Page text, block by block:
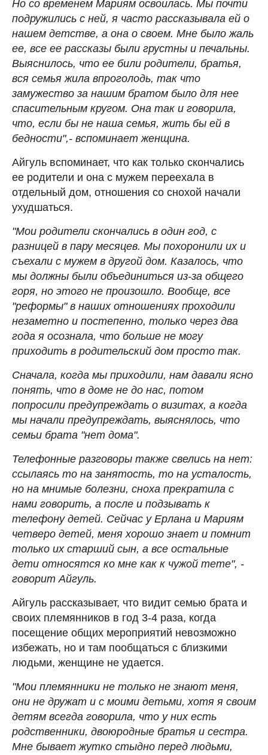
Но со временем Мариям освоилась. Мы почти
подружились с ней, я часто рассказывала ей о
нашем детстве, а она о своем. Мне было жаль
ее, все ее рассказы были грустны и печальны.
Выяснилось, что ее били родители, братья,
вся семья жила впроголодь, так что
замужество за нашим братом было для нее
спасительным кругом. Она так и говорила,
что, если бы не наша семья, жить бы ей в
бедности",- вспоминает женщина.
Айгуль вспоминает, что как только скончались
ее родители и она с мужем переехала в
отдельный дом, отношения со снохой начали
ухудшаться.
"Мои родители скончались в один год, с
разницей в пару месяцев. Мы похоронили их и
съехали с мужем в другой дом. Казалось, что
мы должны были объединиться из-за общего
горя, но этого не произошло. Вообще, все
"реформы" в наших отношениях проходили
незаметно и постепенно, только через два
года я осознала, что больше не могу
приходить в родительский дом просто так.
Сначала, когда мы приходили, нам давали ясно
понять, что в доме не до нас, потом
попросили предупреждать о визитах, а когда
мы начали предупреждать, выяснялось, что
семьи брата "нет дома".
Телефонные разговоры также свелись на нет:
ссылаясь то на занятость, то на усталость,
но на мнимые болезни, сноха прекратила с
нами говорить, а после и подзывать к
телефону детей. Сейчас у Ерлана и Мариям
четверо детей, меня хорошо знает и помнит
только их старший сын, а все остальные
дети относятся ко мне как к чужой тете", -
говорит Айгуль.
Айгуль рассказывает, что видит семью брата и
своих племянников в год 3-4 раза, когда
посещение общих мероприятий невозможно
избежать, но и там пообщаться с близкими
людьми, женщине не удается.
"Мои племянники не только не знают меня,
они не дружат и с моими детьми, хотя я своим
детям всегда говорила, что у них есть
родственники, двоюродные братья и сестра.
Мне бывает жутко стыдно перед людьми,